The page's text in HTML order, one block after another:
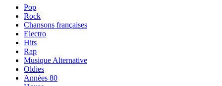
Pop
Rock
Chansons françaises
Electro
Hits
Rap
Musique Alternative
Oldies
Années 80